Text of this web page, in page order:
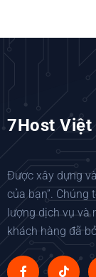
7Host Việt
Được xây dựng
của bạn”.
lượng dịch vụ và
khách hàng đã